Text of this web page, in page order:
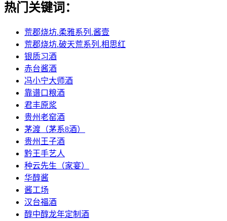
热门关键词：
荒郡烧坊.柔雅系列.酱壹
荒郡烧坊.破天荒系列.相思红
银质习酒
赤台酱酒
冯小宁大师酒
靠谱口粮酒
君丰原浆
贵州老窑酒
茅渡（茅系8酒）
贵州王子酒
黔王手艺人
种云先生（家宴）
华醇酱
酱工场
汉台福酒
醇中醇龙年定制酒